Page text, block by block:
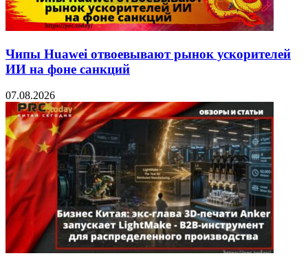
Чипы Huawei отвоевывают рынок ускорителей
ИИ на фоне санкций
07.08.2026